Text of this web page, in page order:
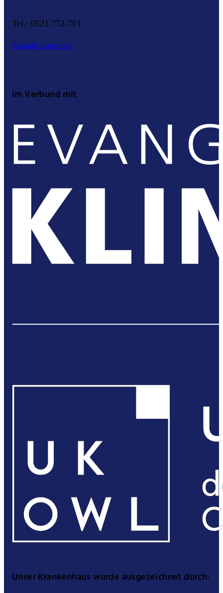
Tel.: 0521 772-701
Kontakt aufnehmen
Im Verbund mit
Unser Krankenhaus wurde ausgezeichnet durch: